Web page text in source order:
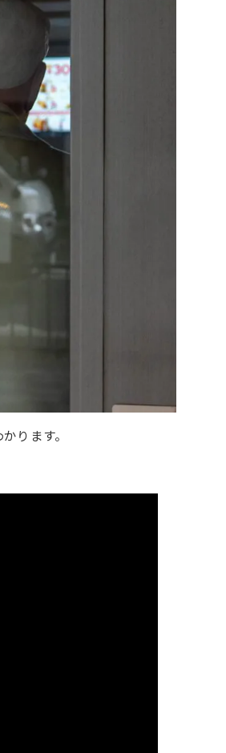
ります。